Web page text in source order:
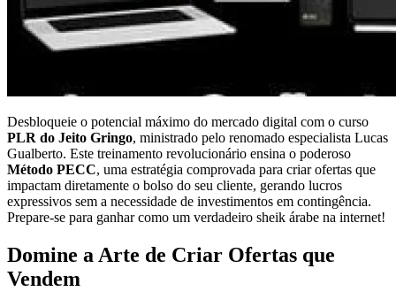
Desbloqueie o potencial máximo do mercado digital com o curso
PLR do Jeito Gringo, ministrado pelo renomado especialista Lucas
Gualberto. Este treinamento revolucionário ensina o poderoso
Método PECC, uma estratégia comprovada para criar ofertas que
impactam diretamente o bolso do seu cliente, gerando lucros
expressivos sem a necessidade de investimentos em contingência.
Prepare-se para ganhar como um verdadeiro sheik árabe na internet!
Domine a Arte de Criar Ofertas que
Vendem